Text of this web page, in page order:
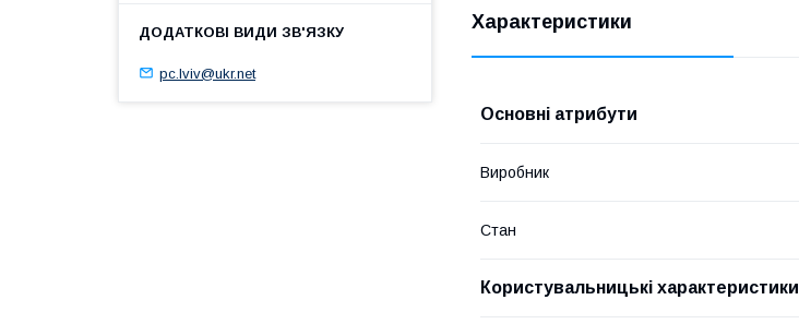
Характеристики
Основні атрибути
Виробник
Стан
Користувальницькі характеристики
pc.lviv@ukr.net